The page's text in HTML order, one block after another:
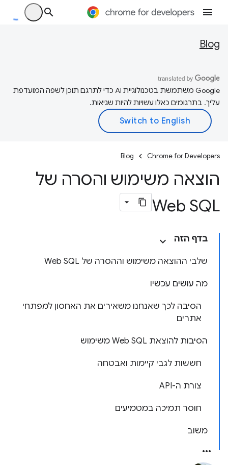
Blog
‫Google משתמשת בטכנולוגיית AI כדי לתרגם תוכן לשפה המועדפת
עליך. בתרגומים כאלו עשויות להיות שגיאות.
Chrome for Developers
Blog
הוצאה משימוש והסרה של
Web SQL
בדף הזה
שלבי ההוצאה משימוש וההסרה של Web SQL
מה עושים עכשיו
הסיבה לכך שאנחנו משאירים את האחסון למפתחי
אתרים
הסיבות להוצאת Web SQL משימוש
חששות לגבי קיימות ואבטחה
צורת ה-API
חוסר תמיכה במטמיעים
משוב